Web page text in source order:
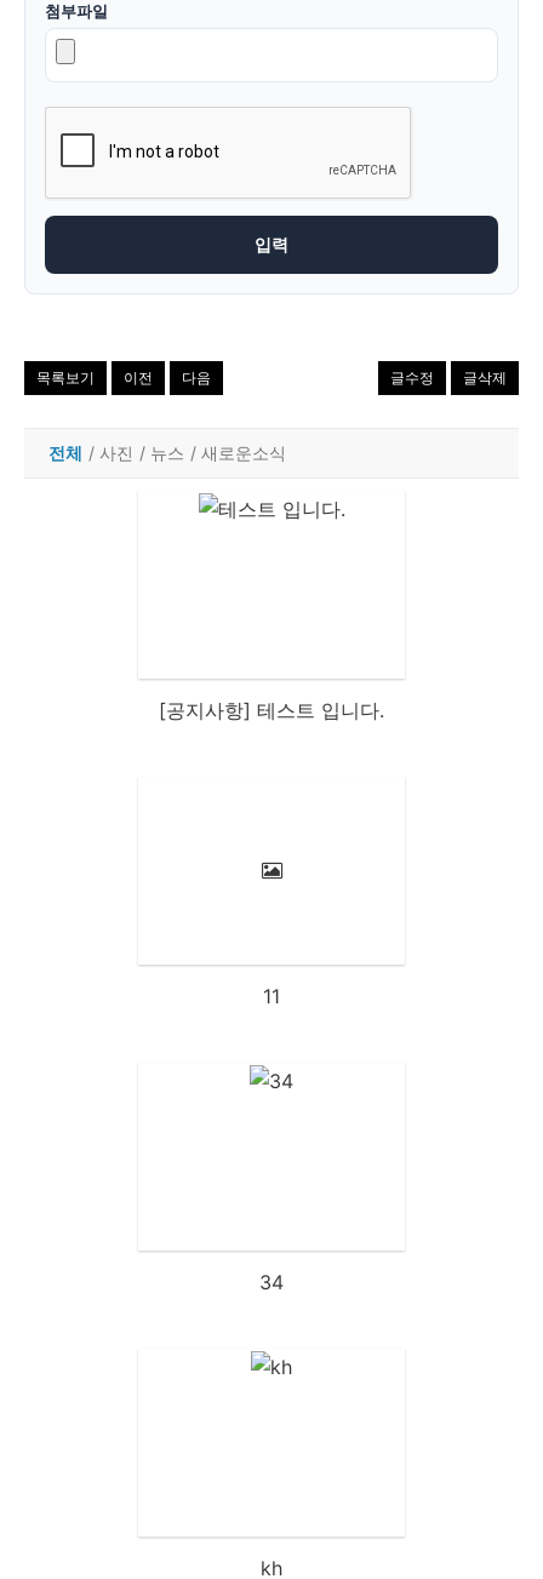
첨부파일
목록보기 이전 다음 글수정 글삭제
전체 / 사진 / 뉴스 / 새로운소식
[공지사항] 테스트 입니다.
11
34
kh